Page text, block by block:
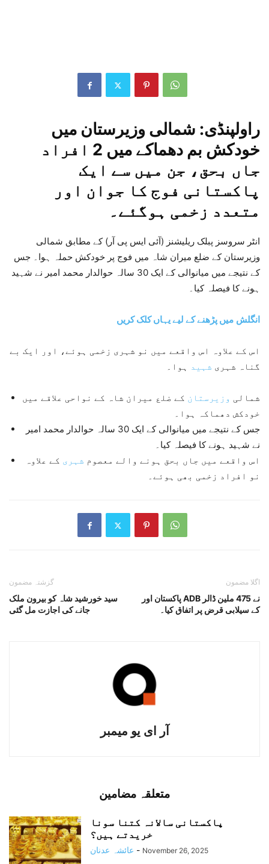
راولپنڈی: شمالی وزیرستان میں
خودکش بم دھماکے میں 2 افراد
جاں بحق، جن میں سے ایک
پاکستانی فوج کا جوان اور
متعدد زخمی ہوگئے۔
انٹر سروسز پبلک ریلیشنز (آئی ایس پی آر) کے مطابق شمالی
وزیرستان کے ضلع میران شاہ میں فوج پر خودکش حملہ ہوا۔ جس
کے نتیجے میں میانوالی کے ایک 30 سالہ حوالدار محمد امیر نے شہید
ہونے کا فیصلہ کیا۔
انگلش میں پڑھنے کے لیے یہاں کلک کریں
اس کے علاوہ اس واقعے میں نو شہری زخمی ہوئے، اور ایک بے
گناہ شہری شہید ہوا۔
شمالی وزیرستان کے ضلع میران شاہ کے نواحی علاقے میں
خودکش دھماکہ ہوا۔
جس کے نتیجے میں میانوالی کے ایک 30 سالہ حوالدار محمد امیر
نے شہید ہونے کا فیصلہ کیا۔
اس واقعے میں جاں بحق ہونے والے معصوم شہری کے علاوہ
نو افراد زخمی بھی ہوئے۔
گزشتہ مضمون
سید خورشید شاہ کو بیرون ملک
جانے کی اجازت مل گئی
اگلا مضمون
پاکستان اور ADB نے 475 ملین ڈالر
کے سیلابی قرض پر اتفاق کیا۔
آر ای یو میمبر
متعلقہ مضامین
پاکستانی سالانہ کتنا سونا
خریدتے ہیں؟
عائشہ عدنان - November 26, 2025